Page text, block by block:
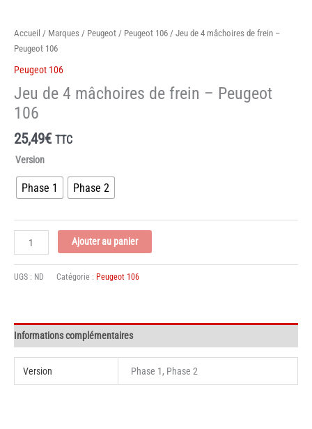
Accueil / Marques / Peugeot / Peugeot 106 / Jeu de 4 mâchoires de frein –
Peugeot 106
Peugeot 106
Jeu de 4 mâchoires de frein – Peugeot
106
25,49€ TTC
Version
Phase 1 Phase 2
quantité
de
Jeu
de
de
-
Peugeot
Ajouter au panier
UGS : ND Catégorie : Peugeot 106
Informations complémentaires
Version Phase 1, Phase 2